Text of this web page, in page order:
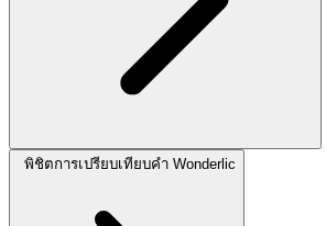
พิชิตการเปรียบเทียบคำ Wonderlic